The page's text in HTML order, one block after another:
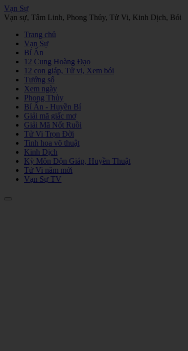
Vạn Sự
Vạn sự, Tâm Linh, Phong Thủy, Tử Vi, Kinh Dịch, Bói
Trang chủ
Vạn Sự
Bí Ẩn
12 Cung Hoàng Đạo
12 con giáp, Tử vi, Xem bói
Tướng số
Xem ngày
Phong Thủy
Bí Ẩn - Huyền Bí
Giải mã giấc mơ
Giải Mã Nốt Ruồi
Tử Vi Trọn Đời
Tinh hoa võ thuật
Kinh Dịch
Kỳ Môn Độn Giáp, Huyền Thuật
Tử Vi năm mới
Vạn Sự TV